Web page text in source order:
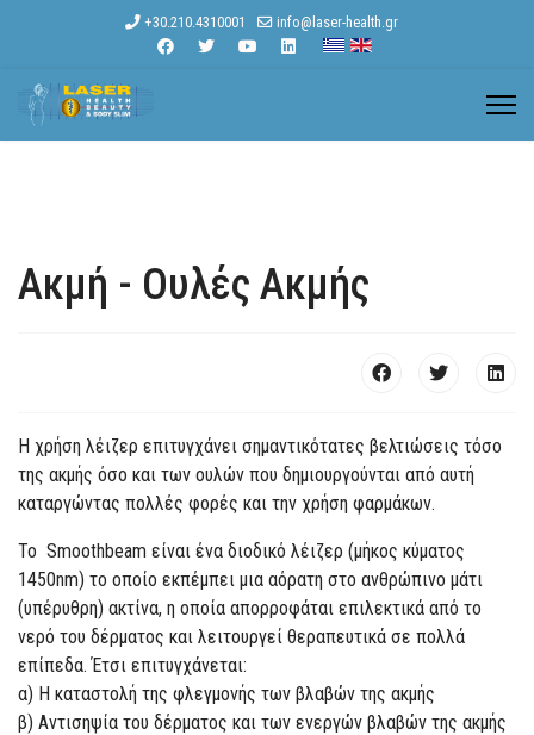
+30.210.4310001 info@laser-health.gr
Ακμή - Ουλές Ακμής
H χρήση λέιζερ επιτυγχάνει σημαντικότατες βελτιώσεις τόσο
της ακμής όσο και των ουλών που δημιουργούνται από αυτή
καταργώντας πολλές φορές και την χρήση φαρμάκων.
Το Smoothbeam είναι ένα διοδικό λέιζερ (μήκος κύματος
1450nm) το οποίο εκπέμπει μια αόρατη στο ανθρώπινο μάτι
(υπέρυθρη) ακτίνα, η οποία απορροφάται επιλεκτικά από το
νερό του δέρματος και λειτουργεί θεραπευτικά σε πολλά
επίπεδα. Έτσι επιτυγχάνεται:
α) Η καταστολή της φλεγμονής των βλαβών της ακμής
β) Αντισηψία του δέρματος και των ενεργών βλαβών της ακμής